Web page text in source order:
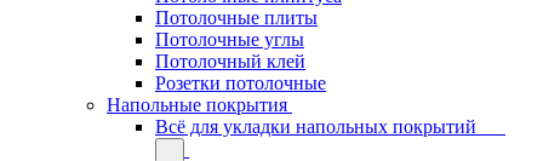
Потолочные плиты
Потолочные углы
Потолочный клей
Розетки потолочные
Напольные покрытия
Всё для укладки напольных покрытий